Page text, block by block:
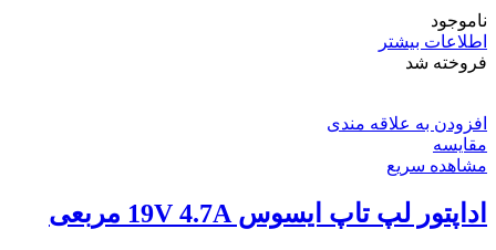
ناموجود
اطلاعات بیشتر
فروخته شد
افزودن به علاقه مندی
مقایسه
مشاهده سریع
اداپتور لپ تاپ ایسوس 19V 4.7A مربعی